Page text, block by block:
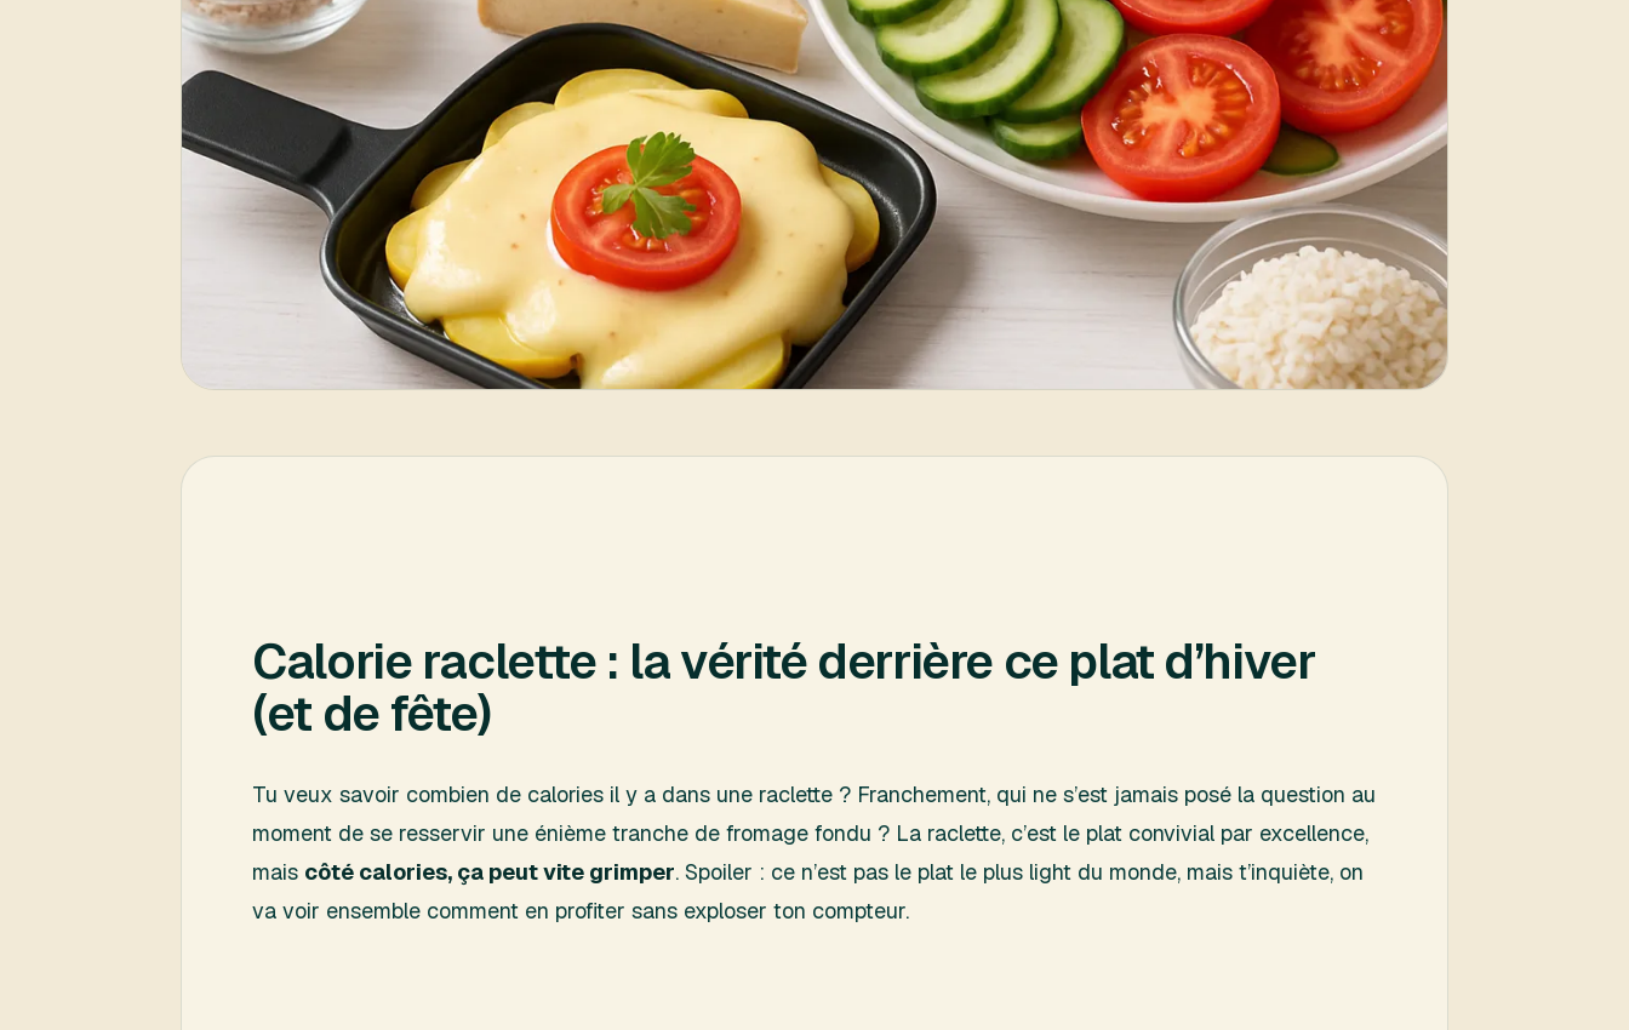
Calorie raclette : la vérité derrière ce plat d’hiver
(et de fête)
Tu veux savoir combien de calories il y a dans une raclette ? Franchement, qui ne s’est jamais posé la question au
moment de se resservir une énième tranche de fromage fondu ? La raclette, c’est le plat convivial par excellence,
mais côté calories, ça peut vite grimper. Spoiler : ce n’est pas le plat le plus light du monde, mais t’inquiète, on
va voir ensemble comment en profiter sans exploser ton compteur.